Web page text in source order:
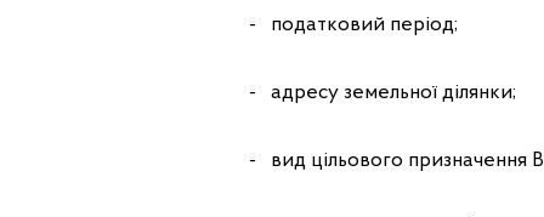
- податковий період;
- адресу земельної ділянки;
- вид цільового призначення